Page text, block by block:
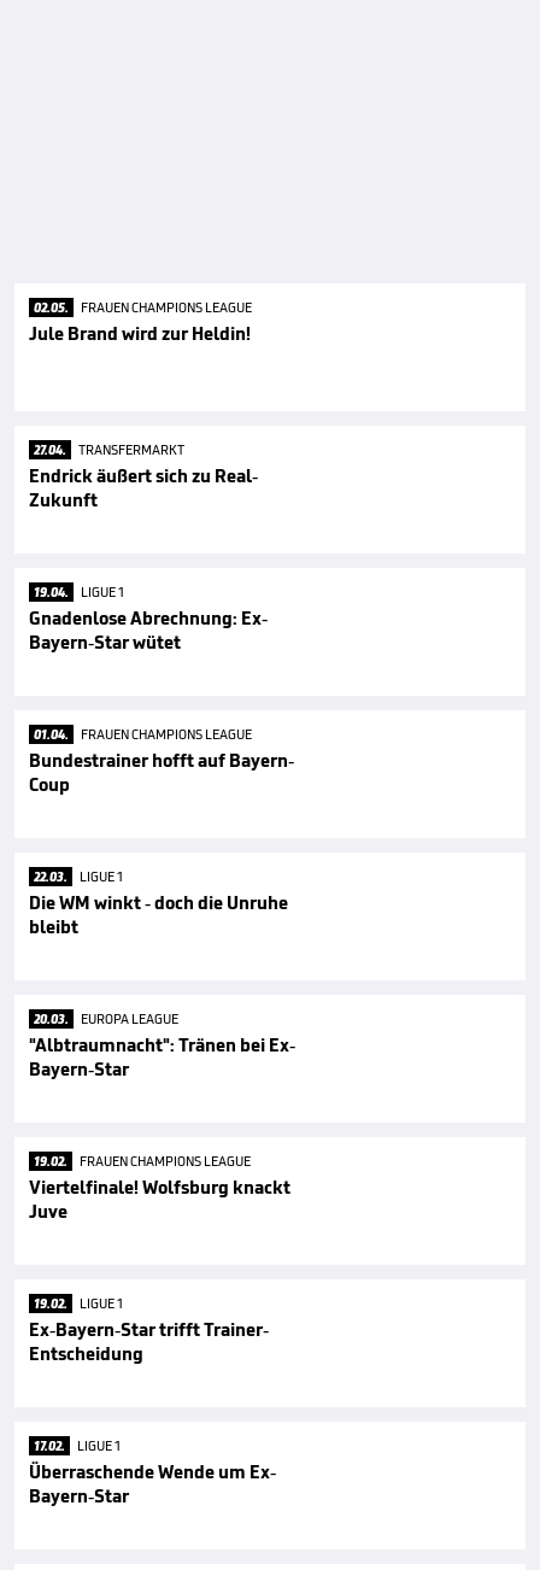
02.05. FRAUEN CHAMPIONS LEAGUE
Jule Brand wird zur Heldin!
27.04. TRANSFERMARKT
Endrick äußert sich zu Real-
Zukunft
19.04. LIGUE 1
Gnadenlose Abrechnung: Ex-
Bayern-Star wütet
01.04. FRAUEN CHAMPIONS LEAGUE
Bundestrainer hofft auf Bayern-
Coup
22.03. LIGUE 1
Die WM winkt - doch die Unruhe
bleibt
20.03. EUROPA LEAGUE
"Albtraumnacht": Tränen bei Ex-
Bayern-Star
19.02. FRAUEN CHAMPIONS LEAGUE
Viertelfinale! Wolfsburg knackt
Juve
19.02. LIGUE 1
Ex-Bayern-Star trifft Trainer-
Entscheidung
17.02. LIGUE 1
Überraschende Wende um Ex-
Bayern-Star